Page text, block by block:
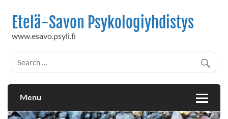
contentEtelä-Savon Psykologiyhdistys
www.esavo.psyli.fi
Menu